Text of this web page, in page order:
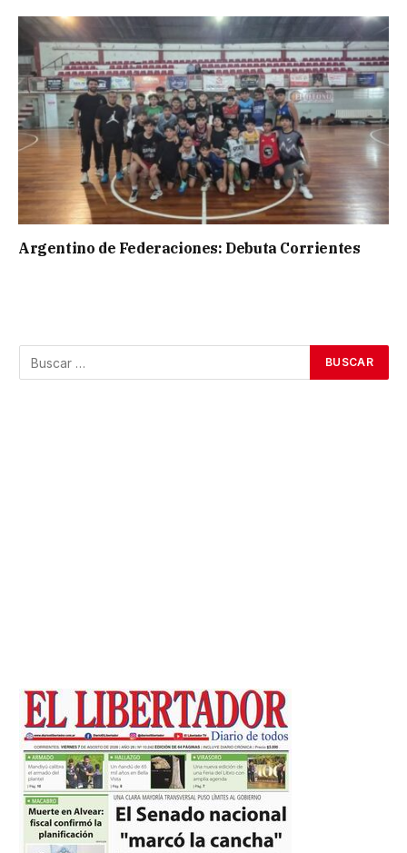
Argentino de Federaciones: Debuta Corrientes